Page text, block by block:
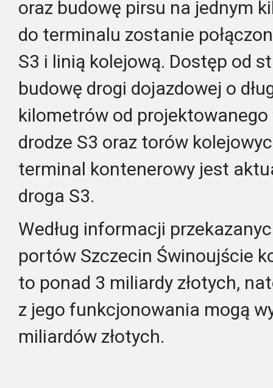
oraz budowę pirsu na jednym
do terminalu zostanie
S3 i linią kolejową. Dostęp od
budowę drogi dojazdowej o
kilometrów od projektowanego
drodze S3 oraz torów
terminal kontenerowy jest
droga S3.
Według informacji
portów Szczecin Świnoujście
to ponad 3 miliardy złotych,
z jego funkcjonowania mogą
miliardów złotych.